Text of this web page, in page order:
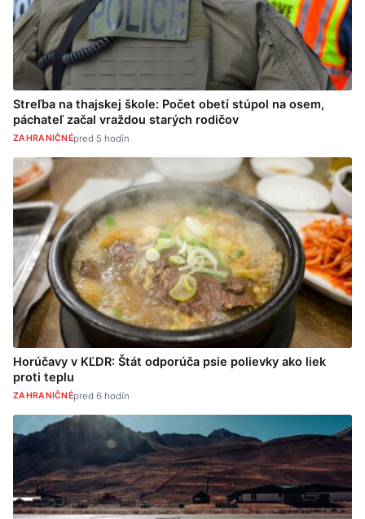
Streľba na thajskej škole: Počet obetí stúpol na osem,
páchateľ začal vraždou starých rodičov
ZAHRANIČNÉpred 5 hodín
Horúčavy v KĽDR: Štát odporúča psie polievky ako liek
proti teplu
ZAHRANIČNÉpred 6 hodín